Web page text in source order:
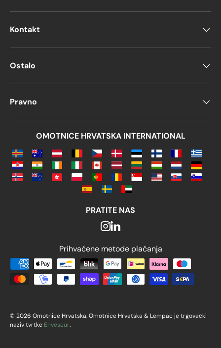
Kontakt
Ostalo
Pravno
OMOTNICE HRVATSKA INTERNATIONAL
PRATITE NAS
Prihvaćene metode plaćanja
Prihvaćene metode plaćanja
© 2026 Omotnice Hrvatska. Omotnice Hrvatska & Lempac je trgovački
naziv tvrtke Enveseur.